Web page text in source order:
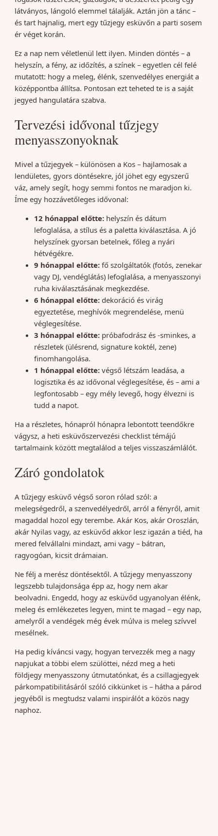
látványos, lángoló elemmel tálalják. Aztán jön a tánc –
és tart hajnalig, mert egy tűzjegy esküvőn a parti sosem
ér véget korán.
Ez a nap nem véletlenül lett ilyen. Minden döntés – a
helyszín, a fény, az időzítés, a színek – egyetlen cél felé
mutatott: hogy a meleg, élénk, szenvedélyes energiát a
középpontba állítsa. Pontosan ezt teheted te is a saját
jegyed hangulatára szabva.
Tervezési idővonal tűzjegy
menyasszonyoknak
Mivel a tűzjegyek – különösen a Kos – hajlamosak a
lendületes, gyors döntésekre, jól jöhet egy egyszerű
váz, amely segít, hogy semmi fontos ne maradjon ki.
Íme egy hozzávetőleges idővonal:
12 hónappal előtte: helyszín és dátum
lefoglalása, a stílus és a paletta kiválasztása. A jó
helyszínek gyorsan betelnek, főleg a nyári
hétvégékre.
9 hónappal előtte: fő szolgáltatók (fotós, zenekar
vagy DJ, vendéglátás) lefoglalása, a menyasszonyi
ruha kiválasztásának megkezdése.
6 hónappal előtte: dekoráció és virág
egyeztetése, meghívók megrendelése, menü
véglegesítése.
3 hónappal előtte: próbafodrász és -sminkes, a
részletek (ülésrend, signature koktél, zene)
finomhangolása.
1 hónappal előtte: végső létszám leadása, a
logisztika és az idővonal véglegesítése, és – ami a
legfontosabb – egy mély levegő, hogy élvezni is
tudd a napot.
Ha a részletes, hónapról hónapra lebontott teendőkre
vágysz, a heti esküvőszervezési checklist témájú
tartalmaink között megtalálod a teljes visszaszámlálót.
Záró gondolatok
A tűzjegy esküvő végső soron rólad szól: a
melegségedről, a szenvedélyedről, arról a fényről, amit
magaddal hozol egy terembe. Akár Kos, akár Oroszlán,
akár Nyilas vagy, az esküvőd akkor lesz igazán a tiéd, ha
mered felvállalni mindazt, ami vagy – bátran,
ragyogóan, kicsit drámaian.
Ne félj a merész döntésektől. A tűzjegy menyasszony
legszebb tulajdonsága épp az, hogy nem akar
beolvadni. Engedd, hogy az esküvőd ugyanolyan élénk,
meleg és emlékezetes legyen, mint te magad – egy nap,
amelyről a vendégek még évek múlva is meleg szívvel
mesélnek.
Ha pedig kíváncsi vagy, hogyan tervezzék meg a nagy
napjukat a többi elem szülöttei, nézd meg a heti
földjegy menyasszony útmutatónkat, és a csillagjegyek
párkompatibilitásáról szóló cikkünket is – hátha a párod
jegyéből is megtudsz valami inspirálót a közös nagy
naphoz.